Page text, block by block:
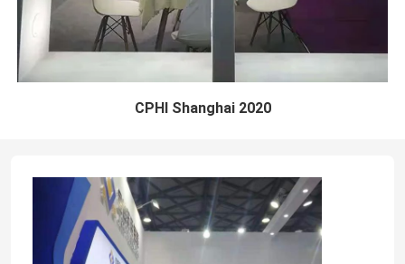
CPHI Shanghai 2020